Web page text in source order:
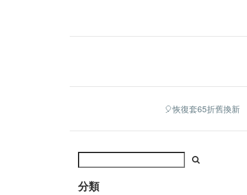
🎈恢復套65折舊換新
分類